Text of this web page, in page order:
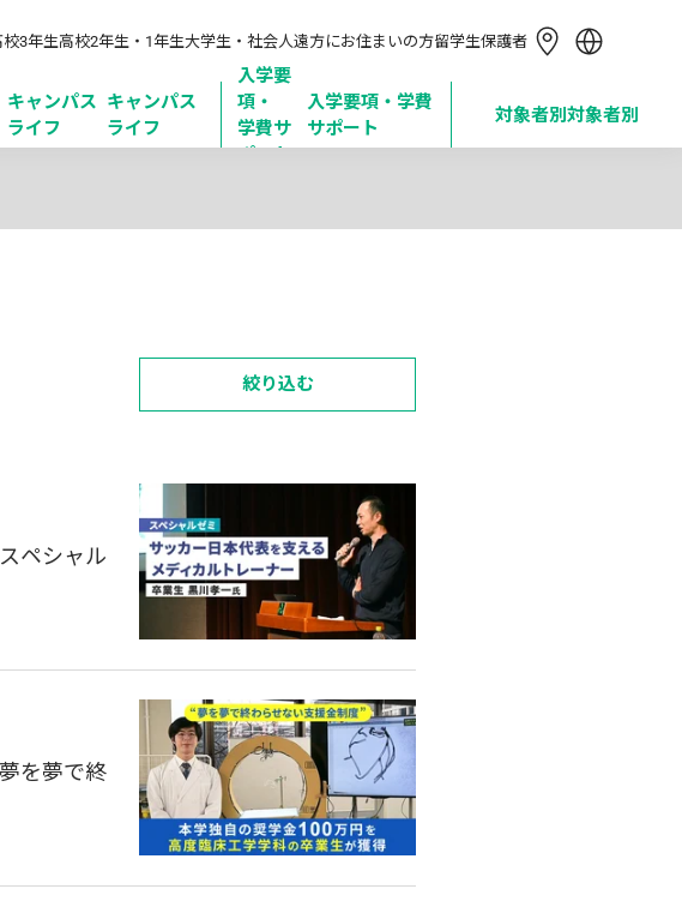
校3年生高校2年生・1年生大学生・社会人遠方にお住まいの方留学生保護者
简体中文
繁體中文
Tiếng Việt
Bahasa Indonesia
キャンパス
ライフ
キャンパス
ライフ
入学要
項・
学費サ
ポート
入学要項・学費
サポート
対象者別 対象者別
絞り込む
ペシャル
を夢で終